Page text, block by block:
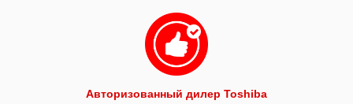
Авторизованный дилер Toshiba